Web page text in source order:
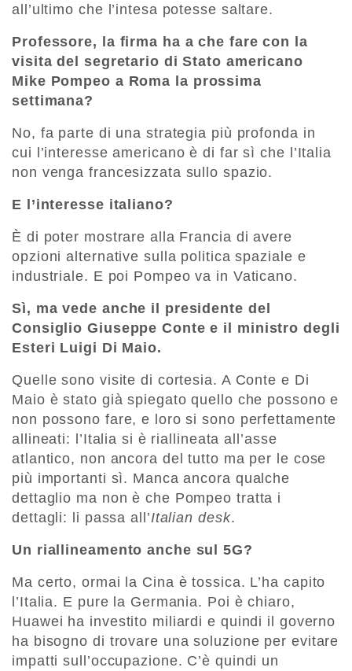
all’ultimo che l’intesa potesse saltare.
Professore, la firma ha a che fare con la
visita del segretario di Stato americano
Mike Pompeo a Roma la prossima
settimana?
No, fa parte di una strategia più profonda in
cui l’interesse americano è di far sì che l’Italia
non venga francesizzata sullo spazio.
E l’interesse italiano?
È di poter mostrare alla Francia di avere
opzioni alternative sulla politica spaziale e
industriale. E poi Pompeo va in Vaticano.
Sì, ma vede anche il presidente del
Consiglio Giuseppe Conte e il ministro degli
Esteri Luigi Di Maio.
Quelle sono visite di cortesia. A Conte e Di
Maio è stato già spiegato quello che possono e
non possono fare, e loro si sono perfettamente
allineati: l’Italia si è riallineata all’asse
atlantico, non ancora del tutto ma per le cose
più importanti sì. Manca ancora qualche
dettaglio ma non è che Pompeo tratta i
dettagli: li passa all’Italian desk.
Un riallineamento anche sul 5G?
Ma certo, ormai la Cina è tossica. L’ha capito
l’Italia. E pure la Germania. Poi è chiaro,
Huawei ha investito miliardi e quindi il governo
ha bisogno di trovare una soluzione per evitare
impatti sull’occupazione. C’è quindi un